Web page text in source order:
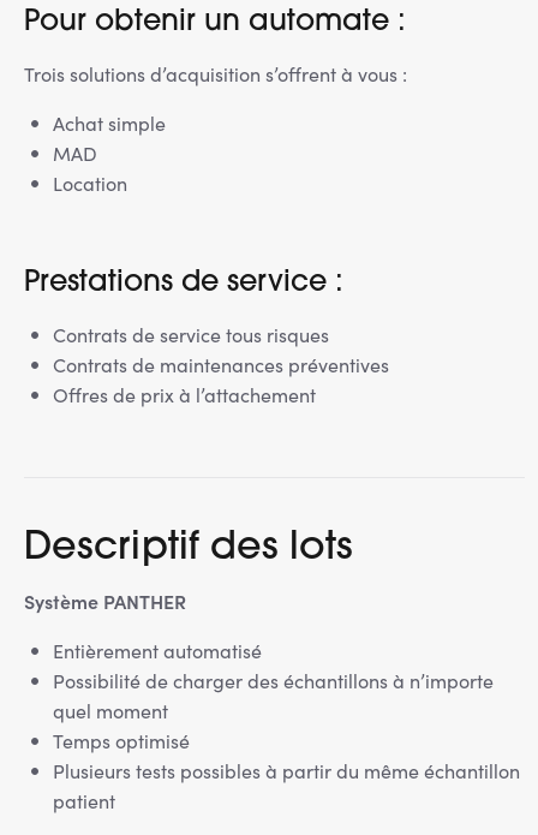
Pour obtenir un automate :
Trois solutions d’acquisition s’offrent à vous :
Achat simple
MAD
Location
Prestations de service :
Contrats de service tous risques
Contrats de maintenances préventives
Offres de prix à l’attachement
Descriptif des lots
Système PANTHER
Entièrement automatisé
Possibilité de charger des échantillons à n’importe
quel moment
Temps optimisé
Plusieurs tests possibles à partir du même échantillon
patient